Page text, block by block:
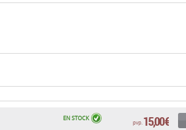
pvp. 15,00 €
EN STOCK